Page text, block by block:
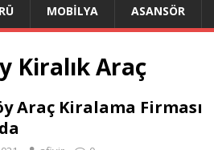
MOBILYA ASANSÖR
Kiralık Araç
Araç Kiralama Firması